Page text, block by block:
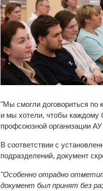
"Мы смогли договориться по
и мы хотели, чтобы каждому
профсоюзной организации
В соответствии с
подразделений, документ
"Особенно отрадно
документ был принят без